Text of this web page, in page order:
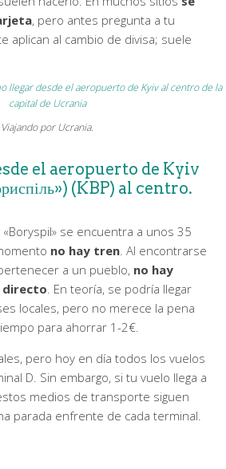
, pero antes pregunta a tu
aplican al cambio de divisa; suele
Viajando por Ucrania.
el aeropuerto de Kyiv
(KBP) al centro.
se encuentra a unos 35
no hay tren . Al encontrarse
a un pueblo, no hay
. En teoría, se podría llegar
locales, pero no merece la pena
para ahorrar 1-2€.
pero hoy en día todos los vuelos
D. Sin embargo, si tu vuelo llega a
medios de transporte siguen
parada enfrente de cada terminal.